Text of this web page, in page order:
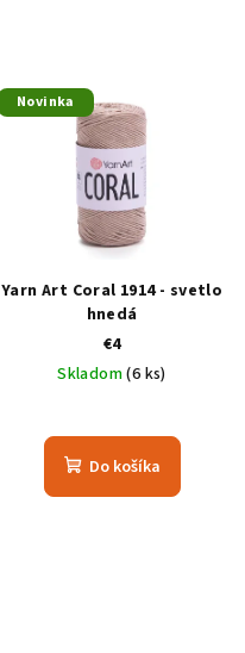
Novinka
Yarn Art Coral 1914 - svetlo
hnedá
€4
Skladom(6 ks)
Do košíka